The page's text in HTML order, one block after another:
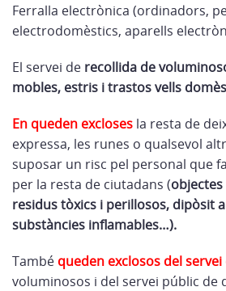
Ferralla electrònica (ordinadors,
electrodomèstics, aparells
El servei de recollida de
mobles, estris i trastos vells
En queden excloses la resta de
expressa, les runes o qualsevol
suposar un risc pel personal que
per la resta de ciutadans (
residus tòxics i perillosos, dipòsit
substàncies inflamables…).
També queden exclosos del
voluminosos i del servei públic de